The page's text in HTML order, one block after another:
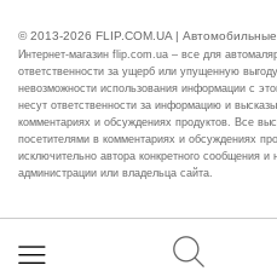
© 2013-2026 FLIP.COM.UA |
Интернет-магазин flip.com.ua – все для
ответственности за ущерб или упущенную
невозможности использования информации с
несут ответственности за информацию и
комментариях и обсуждениях продуктов. Все
посетителями в комментариях и обсуждениях
исключительно автора конкретного сообщения и
администрации или владельца сайта.